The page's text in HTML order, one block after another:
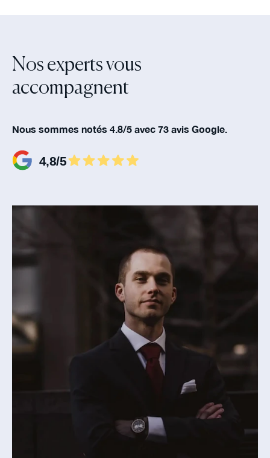
Nos experts vous
accompagnent‍
Nous sommes notés 4.8/5 avec 73 avis Google.